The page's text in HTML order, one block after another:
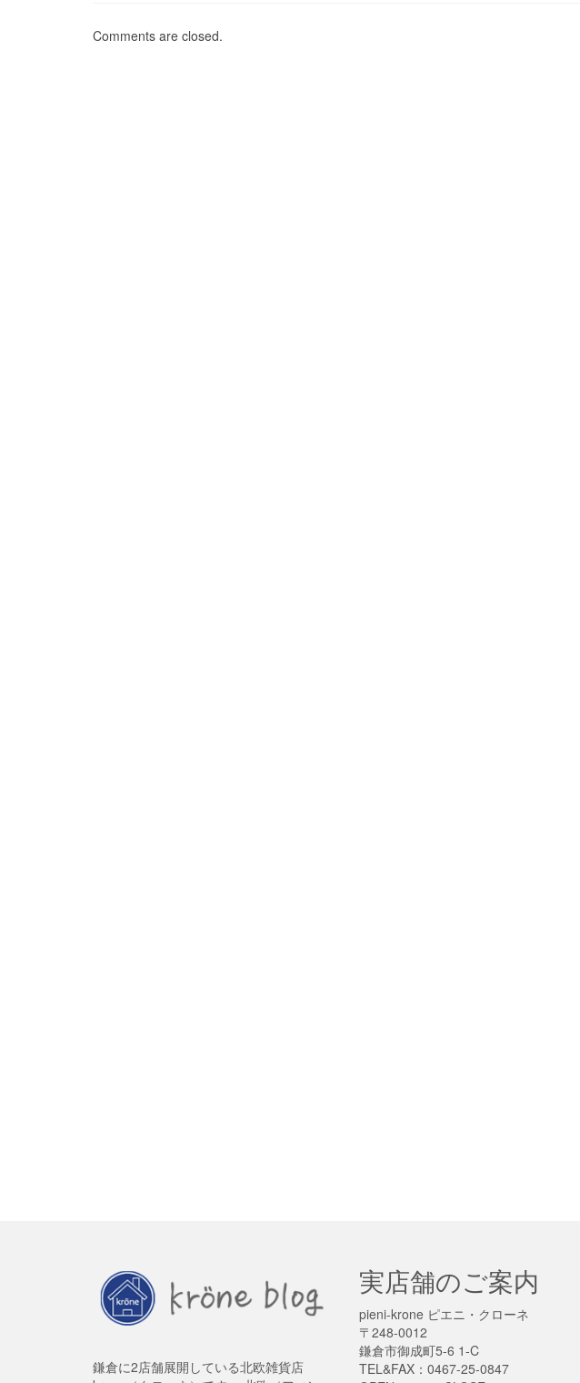
有
(新
有
(新
リ
ッ
Comments are closed.
鎌倉に2店舗展開している北欧雑貨店
実店舗のご案内
pieni-krone ピエニ・クローネ
〒248-0012
鎌倉市御成町5-6 1-C
TEL&FAX：0467-25-0847